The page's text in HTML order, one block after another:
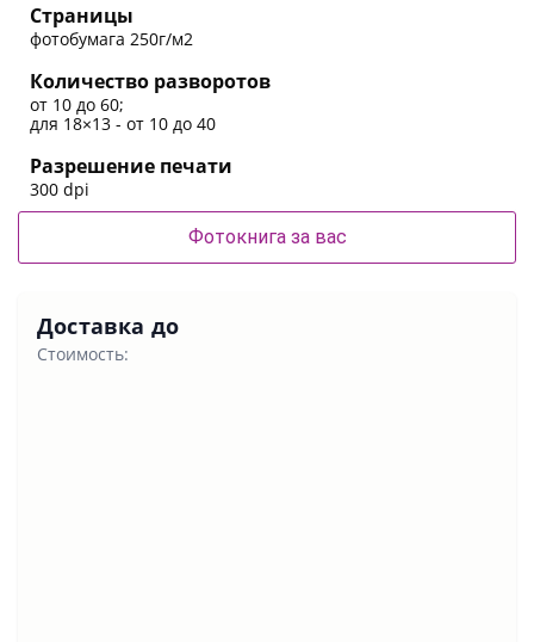
Страницы
фотобумага 250г/м2
Количество разворотов
от 10 до 60;
для 18×13 - от 10 до 40
Разрешение печати
300 dpi
Фотокнига за вас
Доставка до
Стоимость: